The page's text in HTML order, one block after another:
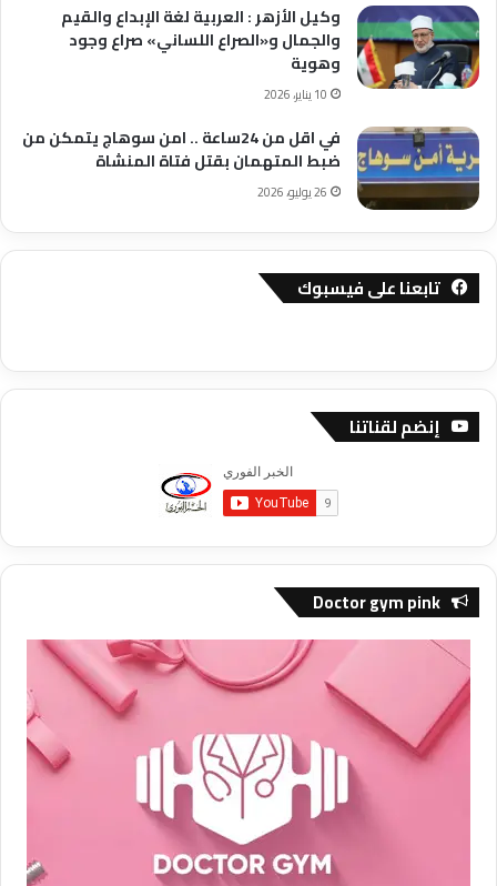
وكيل الأزهر : العربية لغة الإبداع والقيم
والجمال و«الصراع اللساني» صراع وجود
وهوية
10 يناير، 2026
في اقل من 24ساعة .. امن سوهاج يتمكن من
ضبط المتهمان بقتل فتاة المنشاة
26 يوليو، 2026
تابعنا على فيسبوك
إنضم لقناتنا
Doctor gym pink